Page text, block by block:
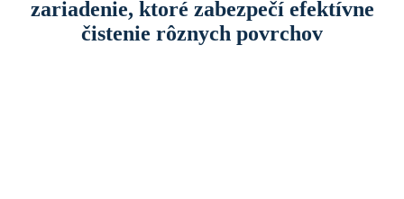
zariadenie, ktoré zabezpečí efektívne
čistenie rôznych povrchov